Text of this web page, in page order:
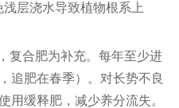
层浇水导致植物根系上
复合肥为补充。每年至少进
追肥在春季）。对长势不良
用缓释肥，减少养分流失。